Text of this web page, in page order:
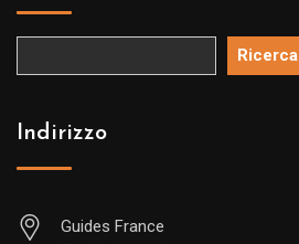
Ricerca
Indirizzo
Guides France